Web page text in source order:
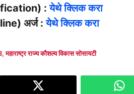
:येथे क्लिक करा
अर्ज :येथे क्लिक करा
,महाराष्ट्र राज्य कौशल्य विकास सोसायटी